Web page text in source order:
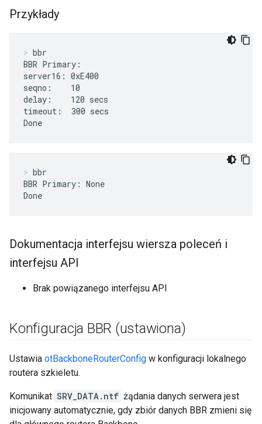
Przykłady
bbr
BBR Primary:
server16: 0xE400
seqno:    10
delay:    120 secs
timeout:  300 secs
Done
bbr
BBR Primary: None
Done
Dokumentacja interfejsu wiersza poleceń i
interfejsu API
Brak powiązanego interfejsu API
Konfiguracja BBR (ustawiona)
Ustawia otBackboneRouterConfig w konfiguracji lokalnego
routera szkieletu.
Komunikat SRV_DATA.ntf żądania danych serwera jest
inicjowany automatycznie, gdy zbiór danych BBR zmieni się